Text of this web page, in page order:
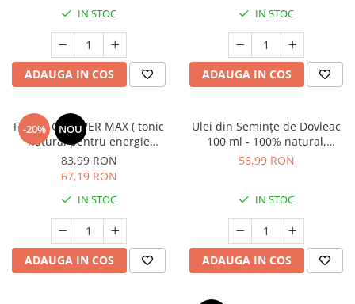
Dr. Althea
DELLA BORN
Vitamina B
Vitamina D
Vitamina E
Vitamina K
Chlorella
Colina
IN STOC
ADAUGA IN COS
60cps
IN STOC
ADAUGA IN COS
-20% NOU
FORCE G POWER MAX ( tonic
natural pentru energie
imediată ) * 10 Fiole
83,99 RON
67,19 RON
IN STOC
ADAUGA IN COS
Ulei din Semințe de Dovleac
100 ml - 100% natural,
nerafinat, proaspăt și presat
56,99 RON
IN STOC
ADAUGA IN COS